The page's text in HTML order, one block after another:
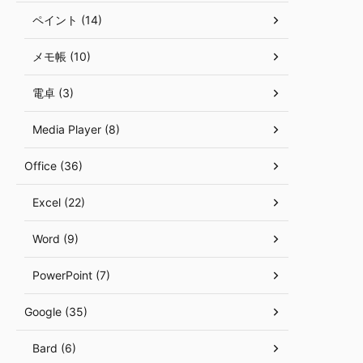
ペイント (14)
メモ帳 (10)
電卓 (3)
Media Player (8)
Office (36)
Excel (22)
Word (9)
PowerPoint (7)
Google (35)
Bard (6)